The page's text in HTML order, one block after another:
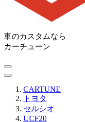
車のカスタムなら
カーチューン
CARTUNE
トヨタ
セルシオ
UCF20